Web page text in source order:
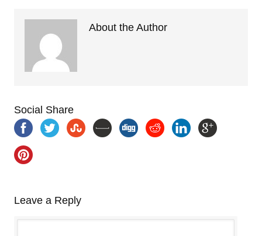
About the Author
Social Share
Leave a Reply